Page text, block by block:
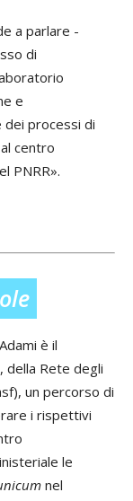
a parlare -
di
e
dei processi di
centro
PNRR».
è il
della Rete degli
un percorso di
i rispettivi
le
nel